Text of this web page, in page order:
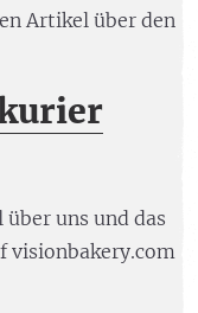
Artikel über den
uns und das
visionbakery.com